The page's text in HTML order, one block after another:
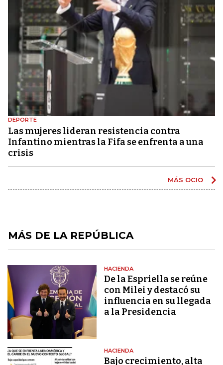
DEPORTE
Las mujeres lideran resistencia contra
Infantino mientras la Fifa se enfrenta a una
crisis
MÁS OCIO
MÁS DE LA REPÚBLICA
HACIENDA
De la Espriella se reúne
con Milei y destacó su
influencia en su llegada
a la Presidencia
HACIENDA
Bajo crecimiento, alta